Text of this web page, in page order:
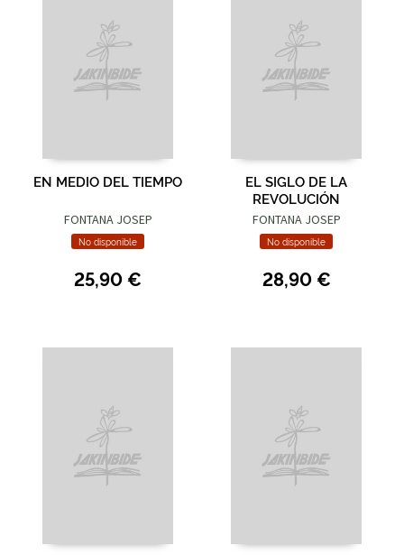
EN MEDIO DEL TIEMPO
FONTANA JOSEP
No disponible
25,90 €
EL SIGLO DE LA
REVOLUCIÓN
FONTANA JOSEP
No disponible
28,90 €